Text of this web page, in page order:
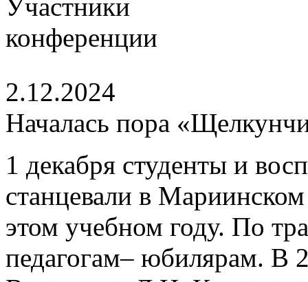
2.12.2024
Началась пора
1 декабря студенты и
станцевали в
этом учебном году. По
педагогам– юбилярам. В